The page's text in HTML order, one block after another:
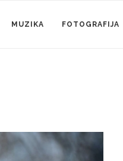
MUZIKA FOTOGRAFIJA